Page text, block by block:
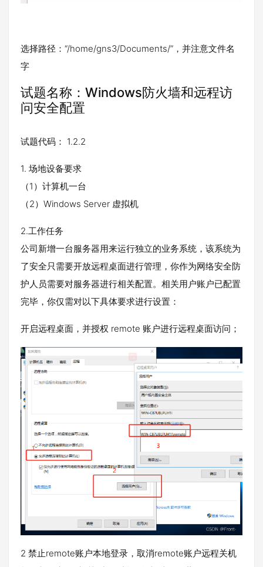
选择路径：“/home/gns3/Documents/”，并注意文件名
字
试题名称：Windows防火墙和远程访
问安全配置
试题代码： 1.2.2
1. 场地设备要求
（1）计算机一台
（2）Windows Server 虚拟机
2.工作任务
公司新增一台服务器用来运行独立的业务系统，该系统为
了安全只需要开放远程桌面进行管理，你作为网络安全防
护人员需要对服务器进行相关配置。相关用户账户已配置
完毕，你仅需对以下具体要求进行设置：
开启远程桌面，并授权 remote 账户进行远程桌面访问；
2 禁止remote账户本地登录，取消remote账户远程关机